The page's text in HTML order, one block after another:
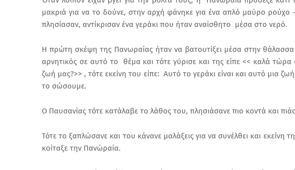
μακριά για να το δούνε, στην αρχή φάνηκε για ένα απλό μαύρο
πλησίασαν, αντίκρισαν ένα γεράκι που ήταν αναίσθητο μέσα στο νερό.
Η πρώτη σκέψη της Πανωραίας ήταν να βατουτίξει μέσα στην
αρνητικός σε αυτό το θέμα και τότε γύρισε και της είπε << καλά
ζωή μας?>> , τότε εκείνη του είπε: Αυτό το γεράκι είναι και αυτό μια
το σώσουμε.
Ο Παυσανίας τότε κατάλαβε το λάθος του, πλησιάσανε πιο κοντά και
Τότε το ξαπλώσανε και του κάνανε μαλάξεις για να συνέλθει και εκείνη
κοίταξε την Πανώραία.